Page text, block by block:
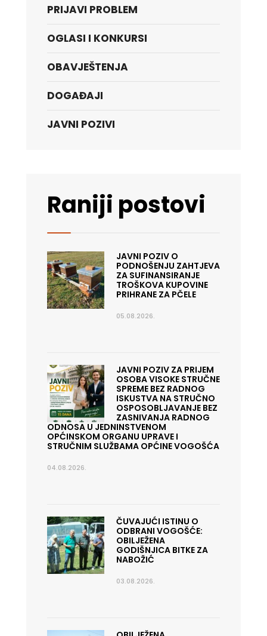
PRIJAVI PROBLEM
OGLASI I KONKURSI
OBAVJEŠTENJA
DOGAĐAJI
JAVNI POZIVI
Raniji postovi
JAVNI POZIV O
PODNOŠENJU ZAHTJEVA
ZA SUFINANSIRANJE
TROŠKOVA KUPOVINE
PRIHRANE ZA PČELE
05.08.2026.
JAVNI POZIV ZA PRIJEM
OSOBA VISOKE STRUČNE
SPREME BEZ RADNOG
ISKUSTVA NA STRUČNO
OSPOSOBLJAVANJE BEZ
ZASNIVANJA RADNOG
ODNOSA U JEDNINSTVENOM
OPĆINSKOM ORGANU UPRAVE I
STRUČNIM SLUŽBAMA OPĆINE VOGOŠĆA
04.08.2026.
ČUVAJUĆI ISTINU O
ODBRANI VOGOŠĆE:
OBILJEŽENA
GODIŠNJICA BITKE ZA
NABOŽIĆ
03.08.2026.